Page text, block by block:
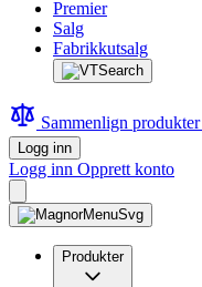
Premier
Salg
Fabrikkutsalg
Sammenlign produkter
Logg inn
Logg inn Opprett konto
Produkter